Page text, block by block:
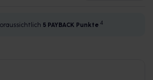
5 PAYBACK Punkte 4